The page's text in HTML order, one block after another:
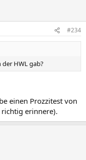
#234
der HWL gab?
einen Prozzitest von
erinnere).